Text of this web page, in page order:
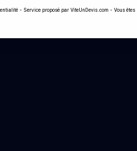
- Service proposé par ViteUnDevis.com - Vous